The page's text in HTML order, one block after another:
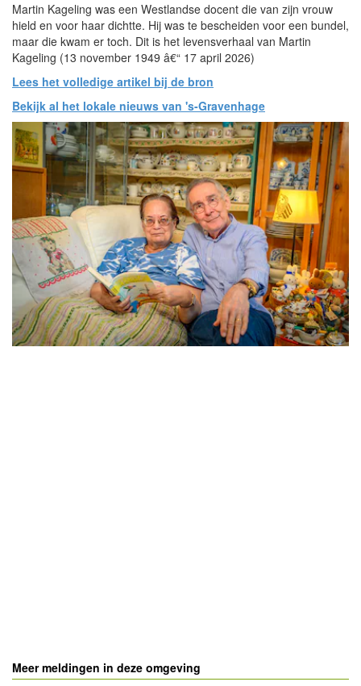
Martin Kageling was een Westlandse docent die van zijn vrouw
hield en voor haar dichtte. Hij was te bescheiden voor een bundel,
maar die kwam er toch. Dit is het levensverhaal van Martin
Kageling (13 november 1949 â€“ 17 april 2026)
Lees het volledige artikel bij de bron
Bekijk al het lokale nieuws van 's-Gravenhage
Meer meldingen in deze omgeving